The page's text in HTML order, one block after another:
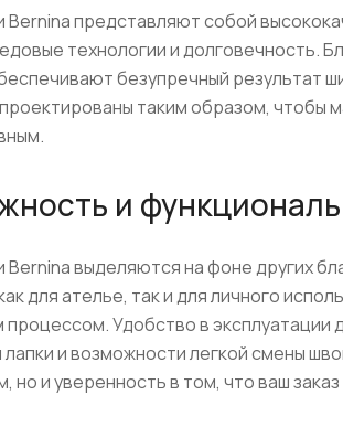
Bernina представляют собой
технологии и долговечность.
безупречный результат
таким образом, чтобы
и
Bernina выделяются на фоне других
для ателье, так и для личного
Удобство в эксплуатации
лапки и возможности легкой смены
но и уверенность в том, что ваш